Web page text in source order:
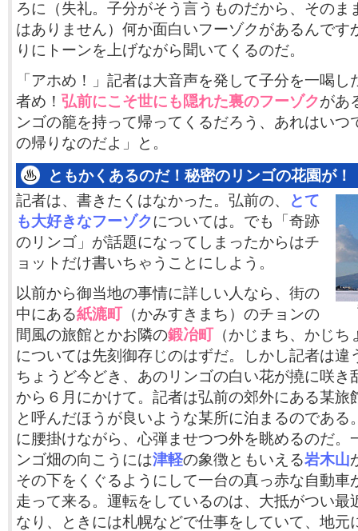
ろに（失礼。子分がそう言うものだから、そのま
はありません）何か面白いフーゾクがあるんです
りにトーンを上げながら聞いてくるのだ。
「アホめ！」記者は大音声を発して子分を一喝
者め！ 弘前にこそ世にも隠れた裏のフーゾクがあ
ンゴの籠を持って帰ってくるだろう、あれはいつ
の帰りなのだよ」と。
ともかくあるのだ！秘密のリンゴの花園が！
記者は、書きたくはなかった。弘前の、
とて
も大好きなフーゾクについては。でも「奇跡
のリンゴ」が話題になってしまったからはチ
ョットだけ書いちゃうことにしよう。
以前から御当地の事情に詳しい人なら、街の
中にある紙漉町 （かみすきまち）のチョンの
間風の旅館とかお隣の鍛冶町 （かじまち、かじ
については先刻御存じのはずだ。しかし記者は違
ちょうど今どき、あのリンゴの白い花が撓に咲き
から６月にかけて。記者は弘前の郊外にある某旅
と呼んだほうが良いような某所に泊まるのである
に腰掛けながら、心弾ませつつ外を眺めるのだ。
ンゴ畑の向こうには津軽の象徴ともいえる岩木山
その下をくぐるようにして一台の真っ赤な自動車
走って来る。運転をしているのは、大抵がつい最
なり、ときには札幌などで仕事をしていて、地元